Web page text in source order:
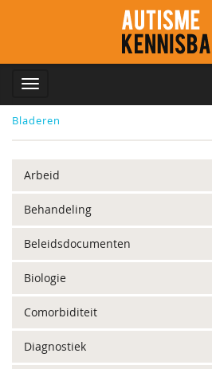
Bladeren
Arbeid
Behandeling
Beleidsdocumenten
Biologie
Comorbiditeit
Diagnostiek